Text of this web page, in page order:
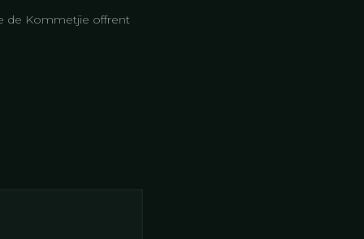
de Kommetjie offrent